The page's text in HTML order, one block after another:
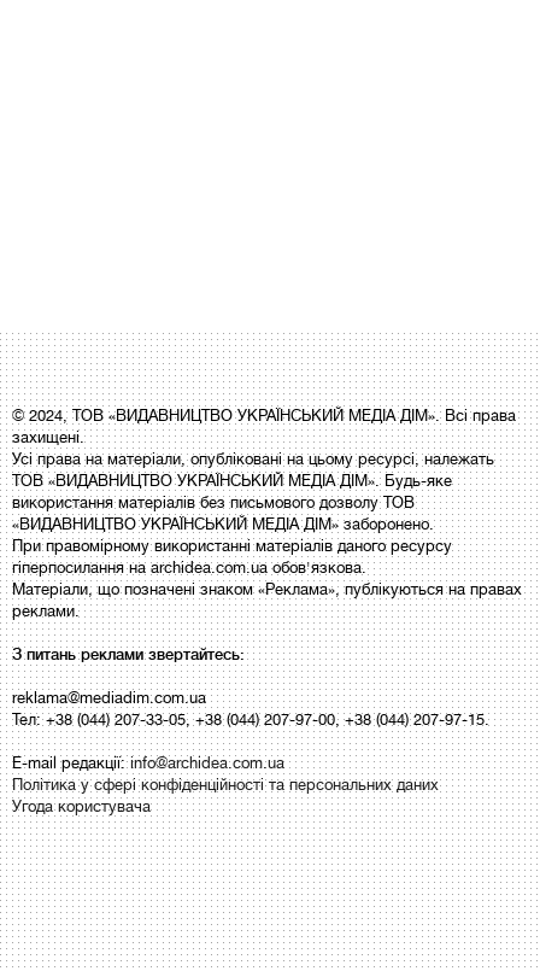
© 2024, ТОВ «ВИДАВНИЦТВО УКРАЇНСЬКИЙ МЕДІА ДІМ». Всі права
захищені.
Усі права на матеріали, опубліковані на цьому ресурсі, належать
ТОВ «ВИДАВНИЦТВО УКРАЇНСЬКИЙ МЕДІА ДІМ». Будь-яке
використання матеріалів без письмового дозволу ТОВ
«ВИДАВНИЦТВО УКРАЇНСЬКИЙ МЕДІА ДІМ» заборонено.
При правомірному використанні матеріалів даного ресурсу
гіперпосилання на archidea.com.ua обов'язкова.
Матеріали, що позначені знаком «Реклама», публікуються на правах
реклами.
З питань реклами звертайтесь:
reklama@mediadim.com.ua
Тел: +38 (044) 207-33-05, +38 (044) 207-97-00, +38 (044) 207-97-15.
E-mail редакції:info@archidea.com.ua
Політика у сфері конфіденційності та персональних даних
Угода користувача